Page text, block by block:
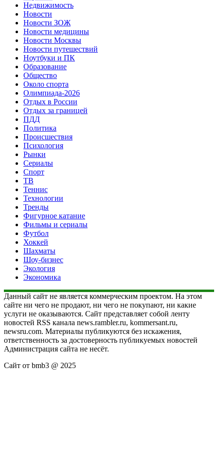
Недвижимость
Новости
Новости ЗОЖ
Новости медицины
Новости Москвы
Новости путешествий
Ноутбуки и ПК
Образование
Общество
Около спорта
Олимпиада-2026
Отдых в России
Отдых за границей
ПДД
Политика
Происшествия
Психология
Рынки
Сериалы
Спорт
ТВ
Теннис
Технологии
Тренды
Фигурное катание
Фильмы и сериалы
Футбол
Хоккей
Шахматы
Шоу-бизнес
Экология
Экономика
Данный сайт не является коммерческим проектом. На этом
сайте ни чего не продают, ни чего не покупают, ни какие
услуги не оказываются. Сайт представляет собой ленту
новостей RSS канала news.rambler.ru, kommersant.ru,
newsru.com. Материалы публикуются без искажения,
ответственность за достоверность публикуемых новостей
Администрация сайта не несёт.
Сайт от bmb3 @ 2025